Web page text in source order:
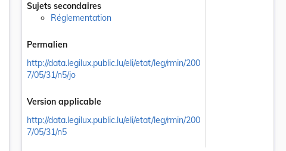
Sujets secondaires
Réglementation
Permalien
http://data.legilux.public.lu/eli/etat/leg/rmin/200
7/05/31/n5/jo
Version applicable
http://data.legilux.public.lu/eli/etat/leg/rmin/200
7/05/31/n5